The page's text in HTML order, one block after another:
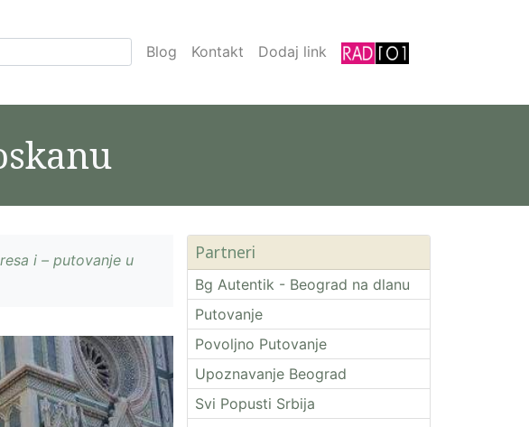
Blog Kontakt Dodaj link
i – putovanje u
Partneri
Bg Autentik - Beograd na dlanu
Putovanje
Povoljno Putovanje
Upoznavanje Beograd
Svi Popusti Srbija